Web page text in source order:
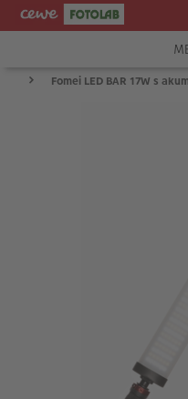
FOTOAPARÁTY
Fomei LED BAR 17W s